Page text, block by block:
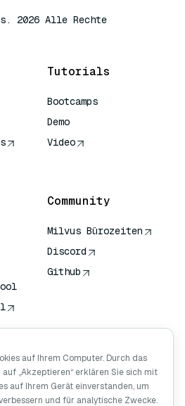
2026 Alle Rechte
Tutorials
Bootcamps
Demo
Video
Community
Milvus Bürozeiten
Discord
Github
auf Ihrem Computer. Durch das
„Akzeptieren“ erklären Sie sich mit
auf Ihrem Gerät einverstanden, um
und für analytische Zwecke.